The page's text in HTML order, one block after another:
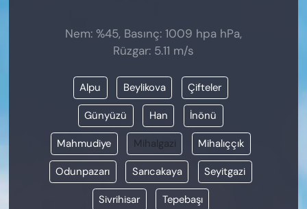
Nem: %45, Basınç: 1009 hpa hPa,
Rüzgar: 5.11 m/s
Alpu Beylikova Çifteler
Günyüzü Han İnönü
Mahmudiye Mihalgazi Mihalıççık
Odunpazarı Sarıcakaya Seyitgazi
Sivrihisar Tepebaşı
ÖZEL HABER
SİYASET
VAN VE DİYARBAKIR HABERLERİ